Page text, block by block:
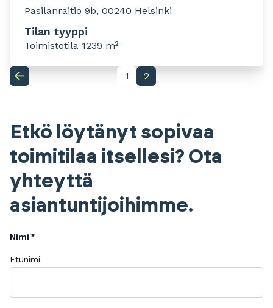
Pasilanraitio 9b, 00240 Helsinki
Tilan tyyppi
Toimistotila 1239 m²
1 2
Etkö löytänyt sopivaa
toimitilaa itsellesi? Ota
yhteyttä
asiantuntijoihimme.
Nimi
Etunimi